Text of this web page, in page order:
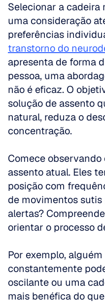
Selecionar a cadeira
uma consideração
transtorno do
apresenta de forma
pessoa, uma
não é eficaz. O
solução de assento
natural, reduza o
concentração.
Comece
assento atual. Eles
posição com
de movimentos sutis
alertas?
orientar o processo
Por exemplo,
constantemente
oscilante ou uma
mais benéfica do